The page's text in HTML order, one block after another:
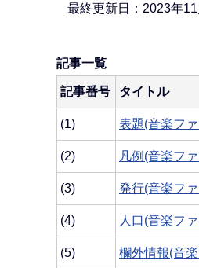
最終更新日：2023年11
記事一覧
記事番号 タイトル
(1) 表題(音楽フ
(2) 凡例(音楽フ
(3) 発行(音楽フ
(4) 人口(音楽フ
(5) 欄外情報(音